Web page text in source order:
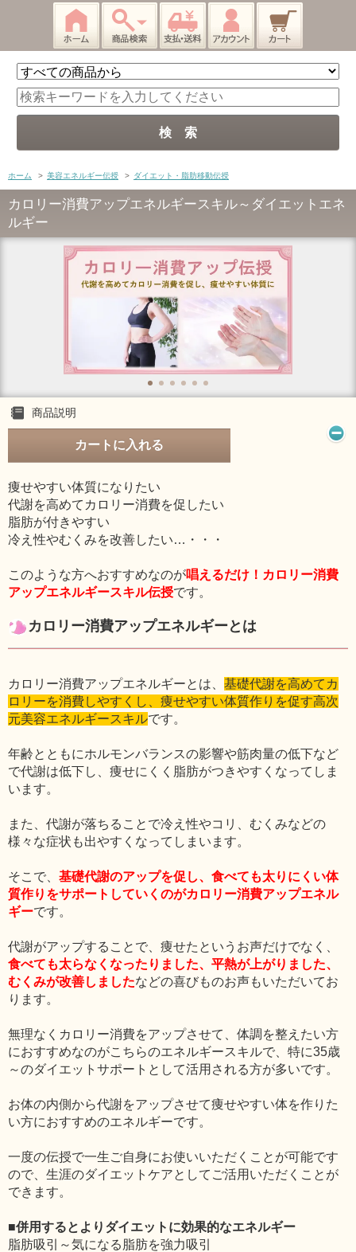
ホーム > 美容エネルギー伝授 > ダイエット・脂肪移動伝授
カロリー消費アップエネルギースキル～ダイエットエネ
ルギー
商品説明
カートに入れる
痩せやすい体質になりたい
代謝を高めてカロリー消費を促したい
脂肪が付きやすい
冷え性やむくみを改善したい…・・・
このような方へおすすめなのが唱えるだけ！カロリー消費
アップエネルギースキル伝授です。
カロリー消費アップエネルギーとは
カロリー消費アップエネルギーとは、 基礎代謝を高めてカ
ロリーを消費しやすくし、痩せやすい体質作りを促す高次
元美容エネルギースキルです。
年齢とともにホルモンバランスの影響や筋肉量の低下など
で代謝は低下し、痩せにくく脂肪がつきやすくなってしま
います。
また、代謝が落ちることで冷え性やコリ、むくみなどの
様々な症状も出やすくなってしまいます。
そこで、 基礎代謝のアップを促し、食べても太りにくい体
質作りをサポートしていくのがカロリー消費アップエネル
ギーです。
代謝がアップすることで、痩せたというお声だけでなく、
食べても太らなくなったりました、平熱が上がりました、
むくみが改善しましたなどの喜びものお声もいただいてお
ります。
無理なくカロリー消費をアップさせて、体調を整えたい方
におすすめなのがこちらのエネルギースキルで、特に35歳
～のダイエットサポートとして活用される方が多いです。
お体の内側から代謝をアップさせて痩せやすい体を作りた
い方におすすめのエネルギーです。
一度の伝授で一生ご自身にお使いいただくことが可能です
ので、生涯のダイエットケアとしてご活用いただくことが
できます。
■併用するとよりダイエットに効果的なエネルギー
脂肪吸引～気になる脂肪を強力吸引